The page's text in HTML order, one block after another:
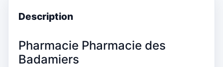
Description
Pharmacie Pharmacie des
Badamiers